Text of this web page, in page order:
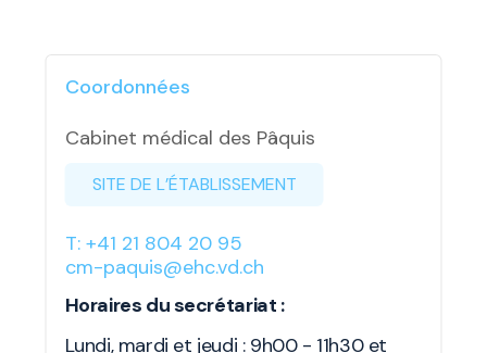
Coordonnées
Cabinet médical des Pâquis
SITE DE L’ÉTABLISSEMENT
T: +41 21 804 20 95
cm-paquis@ehc.vd.ch
Horaires du secrétariat :
Lundi, mardi et jeudi : 9h00 - 11h30 et